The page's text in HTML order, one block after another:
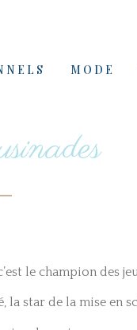
MODE
le champion des
la star de la mise en